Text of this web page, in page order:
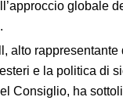
globale
alto rappresentante
e la politica di
Consiglio, ha